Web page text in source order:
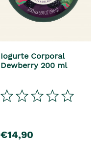
Iogurte Corporal
Dewberry 200 ml
€14,90